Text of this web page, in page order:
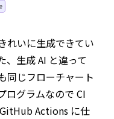
れいに生成できてい
、生成 AI と違って
同じフローチャート
ログラムなので CI
Actions に仕